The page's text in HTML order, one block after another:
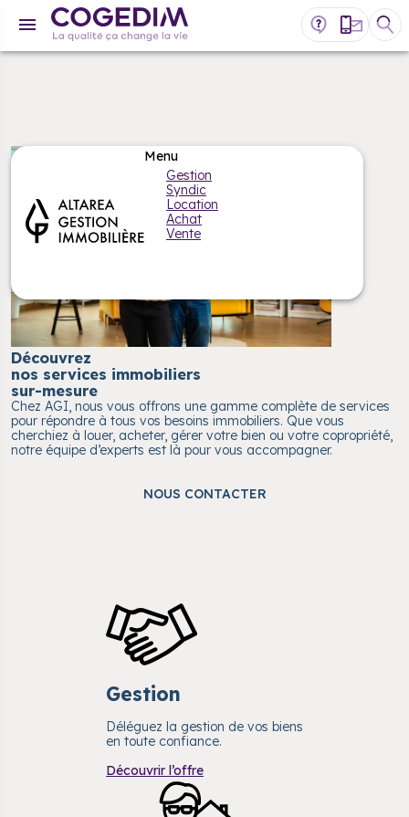
Gestion
Syndic
Location
Achat
Vente
Découvrez
nos services immobiliers
sur-mesure
Chez AGI, nous vous offrons une gamme complète de services
pour répondre à tous vos besoins immobiliers. Que vous
cherchiez à louer, acheter, gérer votre bien ou votre copropriété,
notre équipe d’experts est là pour vous accompagner.
NOUS CONTACTER
Gestion
Déléguez la gestion de vos biens
en toute confiance.
Découvrir l’offre